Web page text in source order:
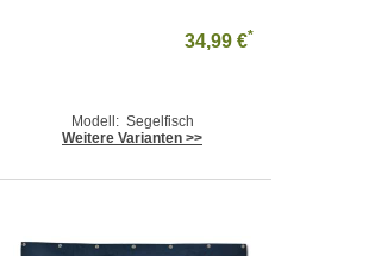
34,99 €*
Modell: Segelfisch
Weitere Varianten >>